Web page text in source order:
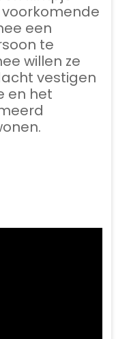
een
te
willen ze
vestigen
en het